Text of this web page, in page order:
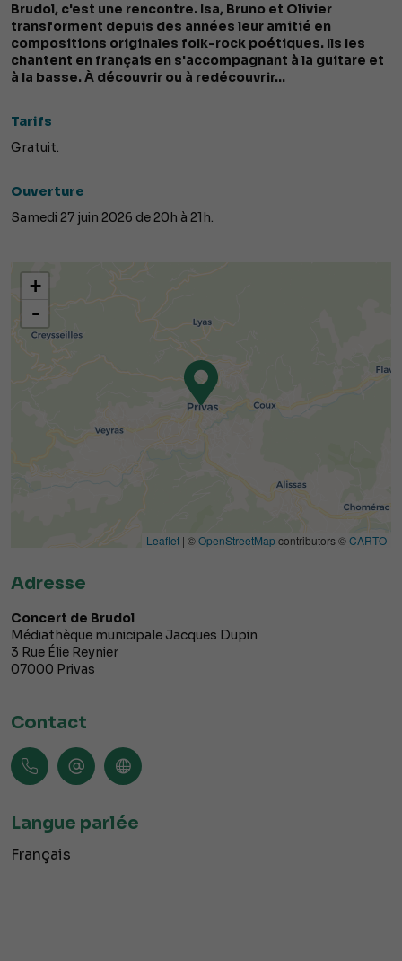
Brudol, c'est une rencontre. Isa, Bruno et Olivier
transforment depuis des années leur amitié en
compositions originales folk-rock poétiques. Ils les
chantent en français en s'accompagnant à la guitare et
à la basse. À découvrir ou à redécouvrir...
Tarifs
Gratuit.
Ouverture
Samedi 27 juin 2026 de 20h à 21h.
+
-
Leaflet | ©OpenStreetMap contributors ©CARTO
Adresse
Concert de Brudol
Médiathèque municipale Jacques Dupin
3 Rue Élie Reynier
07000 Privas
Contact
Langue parlée
Français